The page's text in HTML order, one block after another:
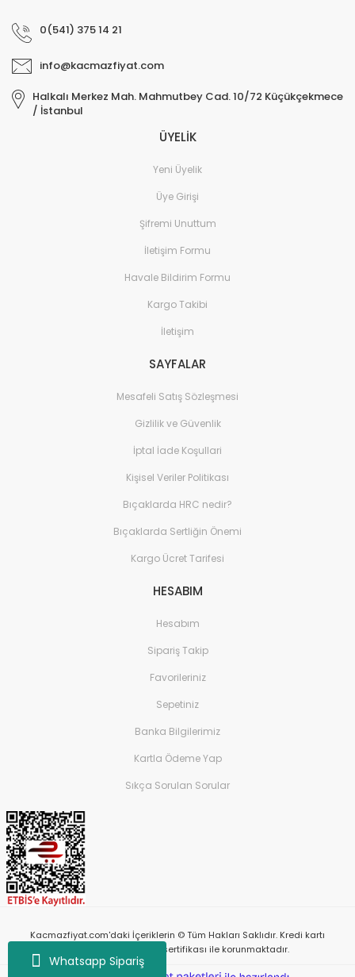
Whatsapp Sipariş
0(541) 375 14 21
info@kacmazfiyat.com
Halkalı Merkez Mah. Mahmutbey Cad. 10/72 Küçükçekmece
/ İstanbul
ÜYELİK
Yeni Üyelik
Üye Girişi
Şifremi Unuttum
İletişim Formu
Havale Bildirim Formu
Kargo Takibi
İletişim
SAYFALAR
Mesafeli Satış Sözleşmesi
Gizlilik ve Güvenlik
İptal İade Koşullari
Kişisel Veriler Politikası
Bıçaklarda HRC nedir?
Bıçaklarda Sertliğin Önemi
Kargo Ücret Tarifesi
HESABIM
Hesabım
Sipariş Takip
Favorileriniz
Sepetiniz
Banka Bilgilerimiz
Kartla Ödeme Yap
Sıkça Sorulan Sorular
Kacmazfiyat.com'daki İçeriklerin © Tüm Hakları Saklıdır. Kredi kartı
bilgileriniz 256bit SSL sertifikası ile korunmaktadır.